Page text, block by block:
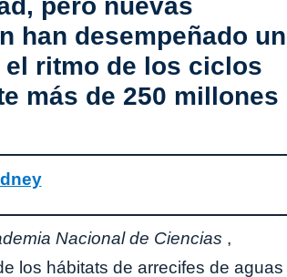
pero nuevas
han desempeñado un
ritmo de los ciclos
más de 250 millones
Nacional de Ciencias ,
los hábitats de arrecifes de aguas